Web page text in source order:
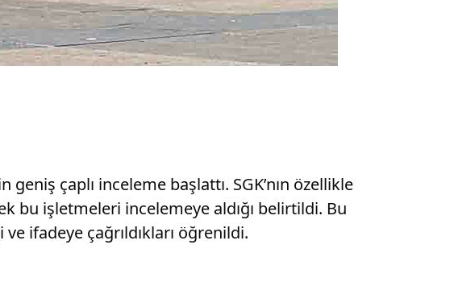
çaplı inceleme başlattı. SGK’nın özellikle
bu işletmeleri incelemeye aldığı belirtildi. Bu
ifadeye çağrıldıkları öğrenildi.